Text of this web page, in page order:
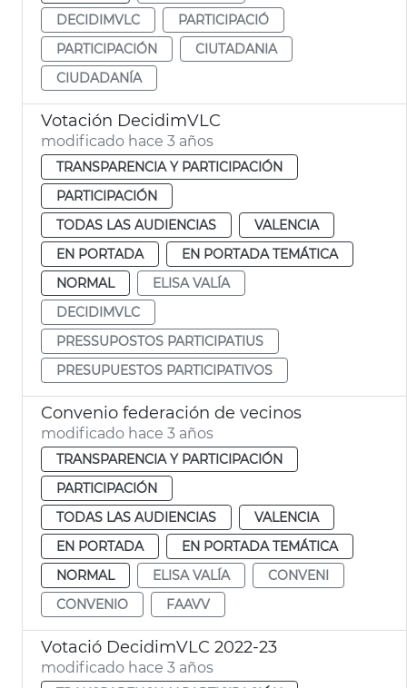
DECIDIMVLC
PARTICIPACIÓ
PARTICIPACIÓN
CIUTADANIA
CIUDADANÍA
Votación DecidimVLC
modificado hace 3 años
TRANSPARENCIA Y PARTICIPACIÓN
PARTICIPACIÓN
TODAS LAS AUDIENCIAS
VALENCIA
EN PORTADA
EN PORTADA TEMÁTICA
NORMAL
ELISA VALÍA
DECIDIMVLC
PRESSUPOSTOS PARTICIPATIUS
PRESUPUESTOS PARTICIPATIVOS
Convenio federación de vecinos
modificado hace 3 años
TRANSPARENCIA Y PARTICIPACIÓN
PARTICIPACIÓN
TODAS LAS AUDIENCIAS
VALENCIA
EN PORTADA
EN PORTADA TEMÁTICA
NORMAL
ELISA VALÍA
CONVENI
CONVENIO
FAAVV
Votació DecidimVLC 2022-23
modificado hace 3 años